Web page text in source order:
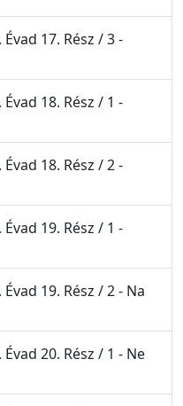
17. Rész / 3 -
18. Rész / 1 -
18. Rész / 2 -
19. Rész / 1 -
19. Rész / 2 - Na
20. Rész / 1 - Ne